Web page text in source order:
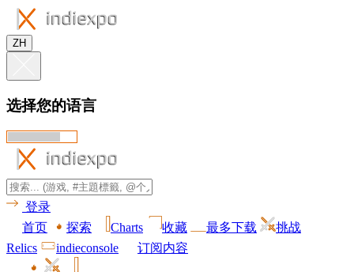
ZH
选择您的语言
登录
首页
探索 Charts 收藏 最多下载
挑战
Relics
indieconsole 订阅内容